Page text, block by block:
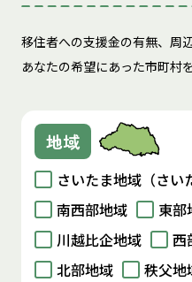
移住者への支援金の有無、周
あなたの希望にあった市町村
地域
さいたま地域（さい
南西部地域
東部
川越比企地域
西
北部地域
秩父地